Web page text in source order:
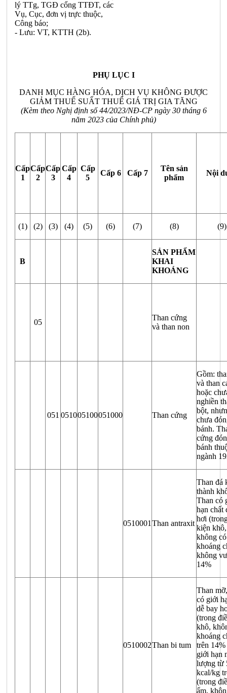
lý TTg, TGĐ cổng TTĐT, các
Vụ, Cục, đơn vị trực thuộc,
Công báo;
- Lưu: VT, KTTH (2b).
PHỤ LỤC I
DANH MỤC HÀNG HÓA, DỊCH VỤ KHÔNG ĐƯỢC
GIẢM THUẾ SUẤT THUẾ GIÁ TRỊ GIA TĂNG
(Kèm theo Nghị định số 44/2023/NĐ-CP ngày 30 tháng 6
năm 2023 của Chính phủ)
Cấp
1
Cấp
2
Cấp
3
Cấp
4
Cấp
5
Cấp 6 Cấp 7
Tên sản
phẩm
Nội
(1) (2) (3) (4) (5) (6) (7) (8) (9)
B
SẢN PHẨM
KHAI
KHOÁNG
05
Than cứng
và than non
051 051005100051000 Than cứng
Gồm:
và than
hoặc
nghiền
bột,
chưa
bánh.
cứng
bánh
ngành
0510001 Than antraxit
Than đá
thành
Than có
hạn chất
hơi
kiện khô,
không có
khoáng
không
14%
0510002Than bi tum
Than
có giới
dễ bay
(trong
khô,
khoáng
trên 14%
giới hạn
lượng từ
kcal/kg
(trong
ẩm,